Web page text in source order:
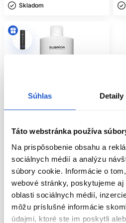
Súhlas Detaily
Táto webstránka používa
Na prispôsobenie obsahu a
sociálnych médií a analýzu
súbory cookie. Informácie o
webové stránky, poskytujeme
oblasti sociálnych médií,
môžu príslušné informácie
údajmi, ktoré ste im poskytli
KEDY
ŠAMPÓNE
Šampón na zničené vlasy je
vlasy oslabené po chemických
zosvetľovaní, častom farbení,
žehlení. Takéto vlasy môžu
strácajú hebkosť a pri
Profesionálne šampóny na
mechanicky namáhané. Môže ísť
oblečenie, vlasy často
vystavené slnku, chlórovanej
takýchto prípadoch je dôležitá
znižovať trenie, podporuje
lámanie.
Skladom ㅤ
Oficiálna distribúcia
Profesional
Subrina Professional Care Repair
šampón 1000ml
Subrina Professional
Subrina Repair
13.90 €